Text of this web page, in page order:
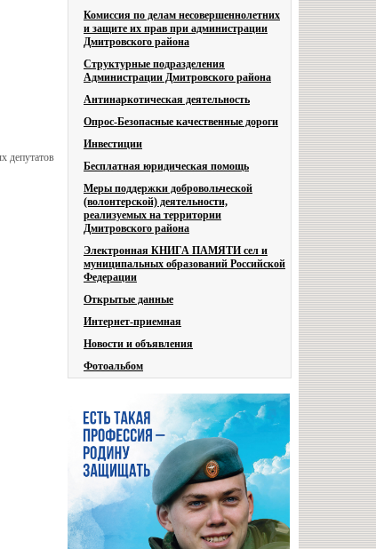
депутатов
Комиссия по делам несовершеннолетних
и защите их прав при администрации
Дмитровского района
Структурные подразделения
Администрации Дмитровского района
Антинаркотическая деятельность
Опрос-Безопасные качественные дороги
Инвестиции
Бесплатная юридическая помощь
Меры поддержки добровольческой
(волонтерской) деятельности,
реализуемых на территории
Дмитровского района
Электронная КНИГА ПАМЯТИ сел и
муниципальных образований Российской
Федерации
Открытые данные
Интернет-приемная
Новости и объявления
Фотоальбом